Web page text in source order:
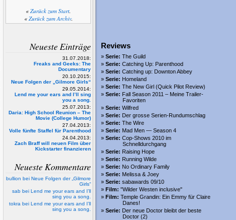
«Zurück zum Start.
« Zurück zum Archiv.
Reviews
Serie: The Guild
Serie: Catching Up: Parenthood
Serie: Catching up: Downton Abbey
Serie: Homeland
Serie: The New Girl (Quick Pilot Review)
Serie: Fall Season 2011 – Meine Trailer-
Favoriten
Serie: Wilfred
Serie: Der grosse Serien-Rundumschlag
Serie: The Wire
Serie: Mad Men — Season 4
Serie: Cop-Shows 2010 im
Schnelldurchgang
Serie: Raising Hope
Serie: Running Wilde
Serie: No Ordinary Family
Serie: Melissa & Joey
Serie: sabawards 09/10
Film: "Wilder Westen inclusive"
Film: Temple Grandin: Ein Emmy für Claire
Danes!
Serie: Der neue Doctor bleibt der beste
Doctor (2)
Neueste Einträge
31.07.2018:
Freaks and Geeks: The
Documentary
20.10.2015:
Neue Folgen der „Gilmore Girls“
29.05.2014:
Lend me your ears and I’ll sing
you a song.
25.07.2013:
Daria: High School Reunion – The
Movie (College Humor)
27.04.2013:
Volle fünfte Staffel für Parenthood
24.04.2013:
Zach Braff will neuen Film über
Kickstarter finanzieren
Neueste Kommentare
bullion bei Neue Folgen der „Gilmore
Girls“
sab bei Lend me your ears and I’ll
sing you a song.
tokra bei Lend me your ears and I’ll
sing you a song.